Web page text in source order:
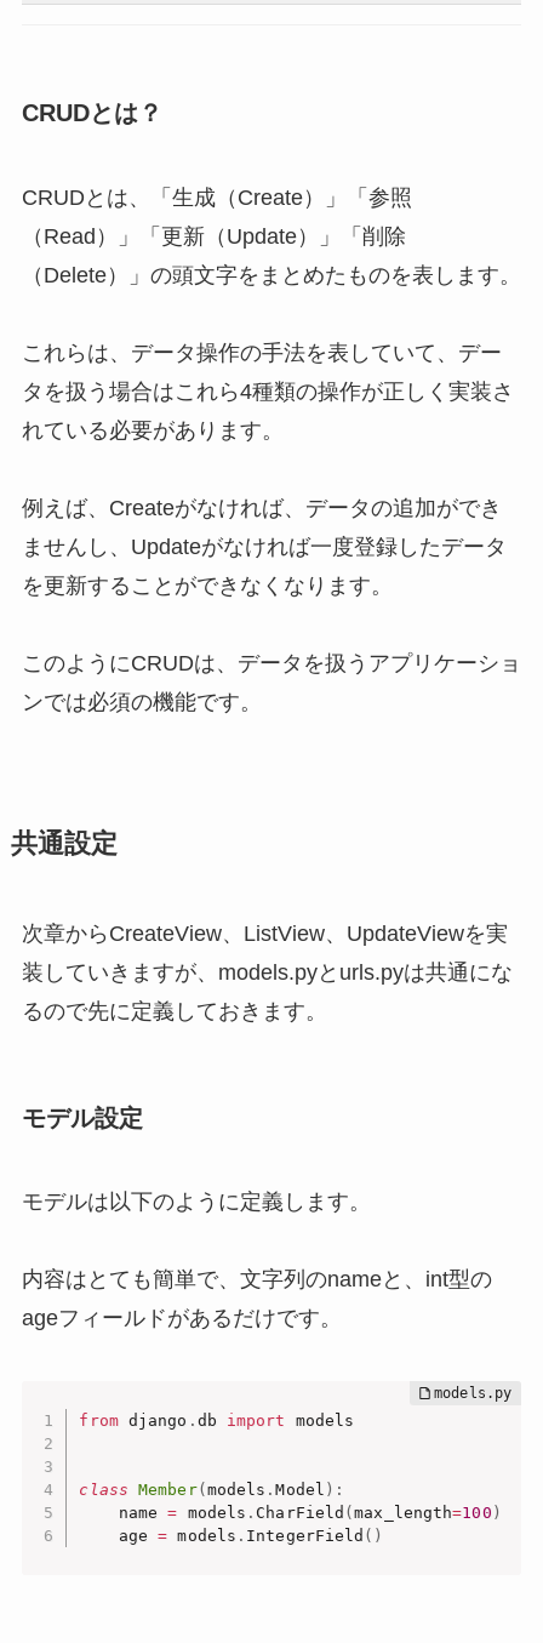
CRUDとは？
CRUDとは、「生成（Create）」「参照
（Read）」「更新（Update）」「削除
（Delete）」の頭文字をまとめたものを表します。
これらは、データ操作の手法を表していて、デー
タを扱う場合はこれら4種類の操作が正しく実装さ
れている必要があります。
例えば、Createがなければ、データの追加ができ
ませんし、Updateがなければ一度登録したデータ
を更新することができなくなります。
このようにCRUDは、データを扱うアプリケーショ
ンでは必須の機能です。
共通設定
次章からCreateView、ListView、UpdateViewを実
装していきますが、models.pyとurls.pyは共通にな
るので先に定義しておきます。
モデル設定
モデルは以下のように定義します。
内容はとても簡単で、文字列のnameと、int型の
ageフィールドがあるだけです。
from django . db import models
class Member( models .Model ) :
    name
= models . CharField (max_length=100 )
    age
= models . IntegerField ( )